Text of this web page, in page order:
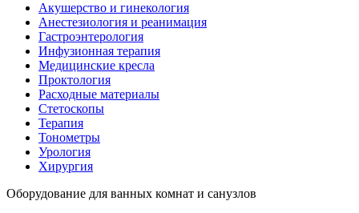
Акушерство и гинекология
Анестезиология и реанимация
Гастроэнтерология
Инфузионная терапия
Медицинские кресла
Проктология
Расходные материалы
Стетоскопы
Терапия
Тонометры
Урология
Хирургия
Оборудование для ванных комнат и санузлов